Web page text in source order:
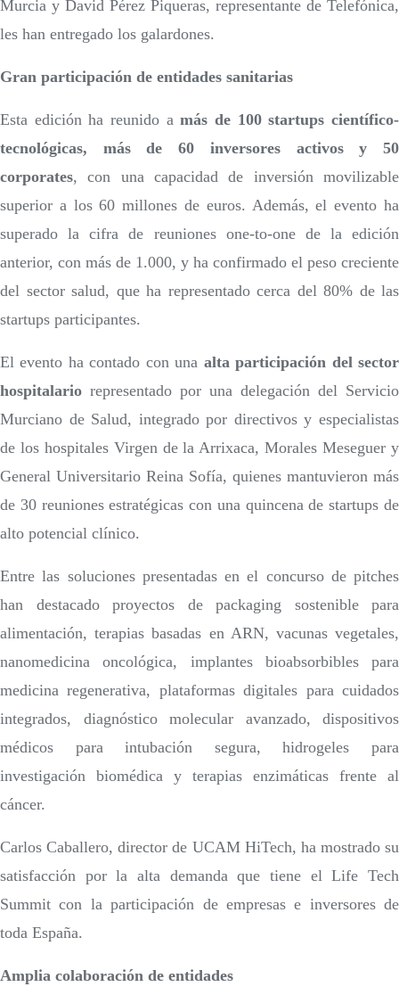
Murcia y David Pérez Piqueras, representante de Telefónica,
les han entregado los galardones.
Gran participación de entidades sanitarias
Esta edición ha reunido amás de 100 startups científico-
tecnológicas, más de 60 inversores activos y 50
corporates, con una capacidad de inversión movilizable
superior a los 60 millones de euros. Además, el evento ha
superado la cifra de reuniones one-to-one de la edición
anterior, con más de 1.000, y ha confirmado el peso creciente
del sector salud, que ha representado cerca del 80% de las
startups participantes.
El evento ha contado con una alta participación del sector
hospitalario representado por una delegación del Servicio
Murciano de Salud, integrado por directivos y especialistas
de los hospitales Virgen de la Arrixaca, Morales Meseguer y
General Universitario Reina Sofía, quienes mantuvieron más
de 30 reuniones estratégicas con una quincena de startups de
alto potencial clínico.
Entre las soluciones presentadas en el concurso de pitches
han destacado proyectos de packaging sostenible para
alimentación, terapias basadas en ARN, vacunas vegetales,
nanomedicina oncológica, implantes bioabsorbibles para
medicina regenerativa, plataformas digitales para cuidados
integrados, diagnóstico molecular avanzado, dispositivos
médicos para intubación segura, hidrogeles para
investigación biomédica y terapias enzimáticas frente al
cáncer.
Carlos Caballero, director de UCAM HiTech, ha mostrado su
satisfacción por la alta demanda que tiene el Life Tech
Summit con la participación de empresas e inversores de
toda España.
Amplia colaboración de entidades